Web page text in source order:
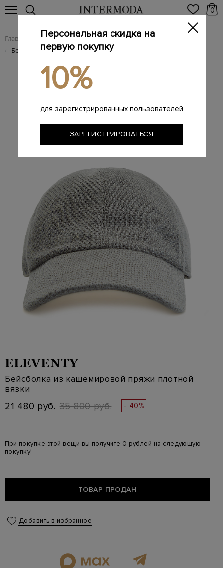
0
Главная Мужчинам / Аксессуары / Головные уборы
/ Бейсболка из кашемировой пряжи плотной вязки
ELEVENTY
Бейсболка из кашемировой пряжи плотной
вязки
21 480 руб. 35 800 руб. - 40%
При покупке этой вещи вы получите 0 рублей на следующую
покупку!
ТОВАР ПРОДАН
Добавить в избранное
Персональная скидка на
первую покупку
10%
для зарегистрированных пользователей
ЗАРЕГИСТРИРОВАТЬСЯ